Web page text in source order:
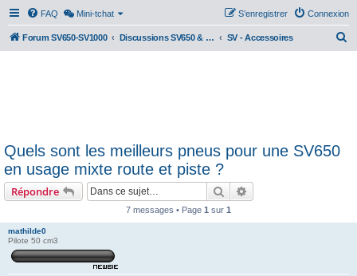
FAQ Mini-tchat Connexion
S’enregistrer
Forum SV650-SV1000 Discussions SV650 & SV1000 N/S SV - Accessoires
Quels sont les meilleurs pneus pour une SV650
en usage mixte route et piste ?
Répondre Rechercher
7 messages • Page 1 sur 1
mathilde0
Pilote 50 cm3